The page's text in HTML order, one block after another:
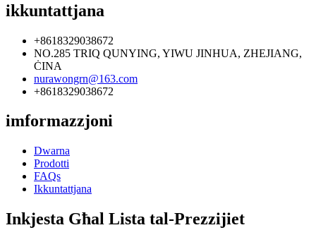
ikkuntattjana
+8618329038672
NO.285 TRIQ QUNYING, YIWU JINHUA, ZHEJIANG,
ĊINA
nurawongrn@163.com
+8618329038672
imformazzjoni
Dwarna
Prodotti
FAQs
Ikkuntattjana
Inkjesta Għal Lista tal-Prezzijiet